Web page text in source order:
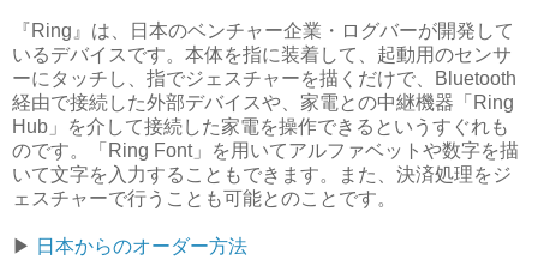
『Ring』は、日本のベンチャー企業・ログバーが開発して
いるデバイスです。本体を指に装着して、起動用のセンサ
ーにタッチし、指でジェスチャーを描くだけで、Bluetooth
経由で接続した外部デバイスや、家電との中継機器「Ring
Hub」を介して接続した家電を操作できるというすぐれも
のです。「Ring Font」を用いてアルファベットや数字を描
いて文字を入力することもできます。また、決済処理をジ
ェスチャーで行うことも可能とのことです。
▶ 日本からのオーダー方法